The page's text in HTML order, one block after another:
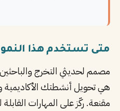
متى تستخدم هذا
مصمم لحديثي التخرج
هي تحويل أنشطتك الأكاديمية
مقنعة. ركّز على المهارات